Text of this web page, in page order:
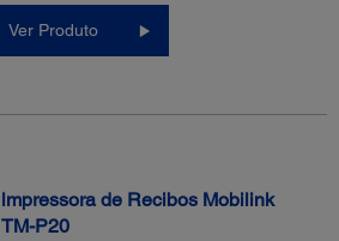
Ver Produto
lmpressora de Recibos Mobilink
TM-P20